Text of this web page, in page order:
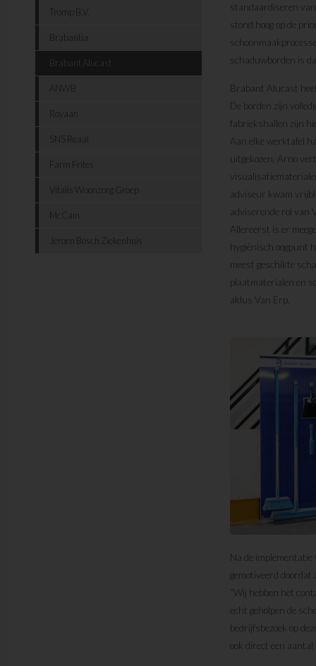
Tromp B.V.
Brabantia
Brabant Alucast
ANWB
Royaan
SNS Reaal
Farm Frites
Vitalis Woonzorg Groep
McCain
Jeroen Bosch Ziekenhuis
standaardiseren
stond hoog op de
schaduwborden is
Brabant Alucast
De borden zijn
fabriekshallen zijn
Aan elke werktafel
uitgekozen. Arno
adviseur kwam
adviserende rol van
Allereerst is er
hygiënisch oogpunt
meest geschikte
plaatmaterialen en
aldus Van Erp.
Na de
gemotiveerd doordat
“Wij hebben het
echt geholpen de
bedrijfsbezoek op
ook direct een aantal